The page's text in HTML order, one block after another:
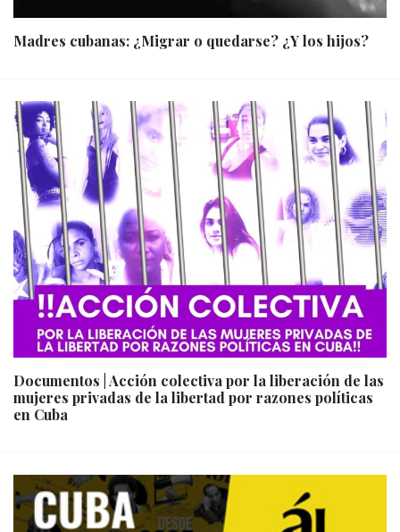
Madres cubanas: ¿Migrar o quedarse? ¿Y los hijos?
Documentos | Acción colectiva por la liberación de las
mujeres privadas de la libertad por razones políticas
en Cuba